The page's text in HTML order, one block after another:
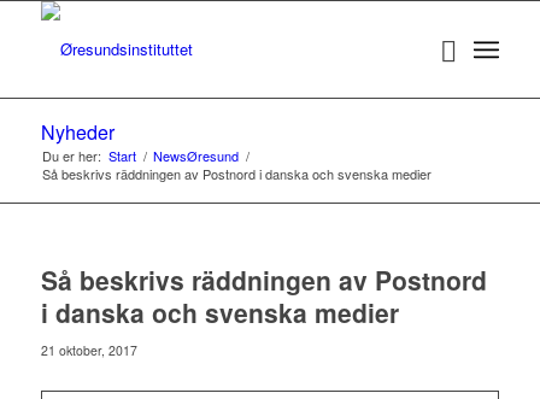
Nyheder
Du er her: Start / NewsØresund /
Så beskrivs räddningen av Postnord i danska och svenska medier
Så beskrivs räddningen av Postnord
i danska och svenska medier
21 oktober, 2017